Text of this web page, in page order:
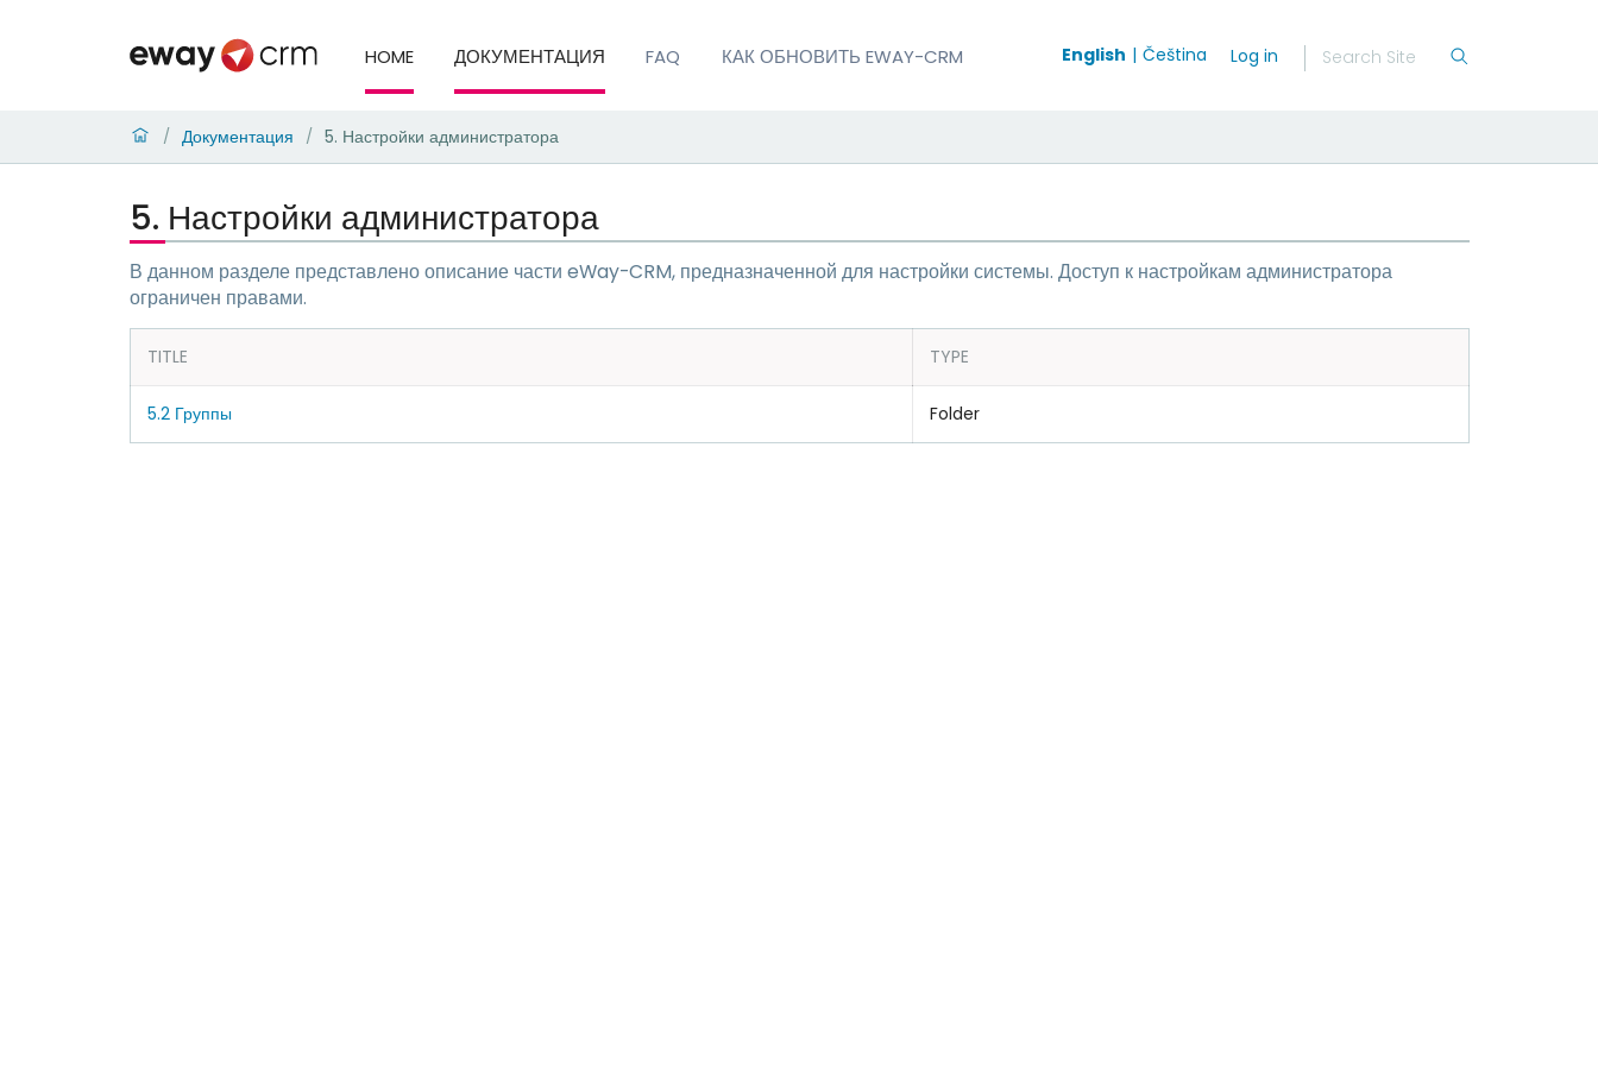
HOME ДОКУМЕНТАЦИЯ FAQ КАК ОБНОВИТЬ EWAY-CRM English Čeština Log in
/ Документация / 5. Настройки администратора
5. Настройки администратора
В данном разделе представлено описание части eWay-CRM, предназначенной для настройки системы. Доступ к настройкам администратора
ограничен правами.
TITLE TYPE
5.2 Группы Folder